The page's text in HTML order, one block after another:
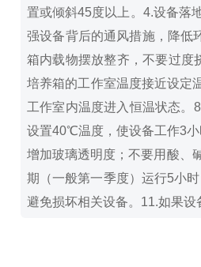
置或倾斜45度以上。 4.设备落
强设备背后的通风措施，降低
箱内载物摆放整齐，不要过度
培养箱的工作室温度接近设定
工作室内温度进入恒温状态。
设置40℃温度，使设备工作3
增加玻璃透明度；不要用酸、
期（一般第一季度）运行5小
避免损坏相关设备。 11.如果设